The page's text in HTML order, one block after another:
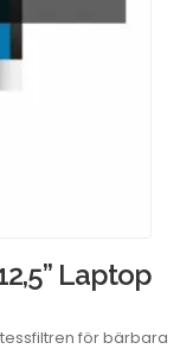
Laptop
för bärbara